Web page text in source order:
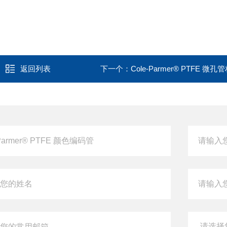
返回列表 下一个： Cole-Parmer® PTFE 微孔管